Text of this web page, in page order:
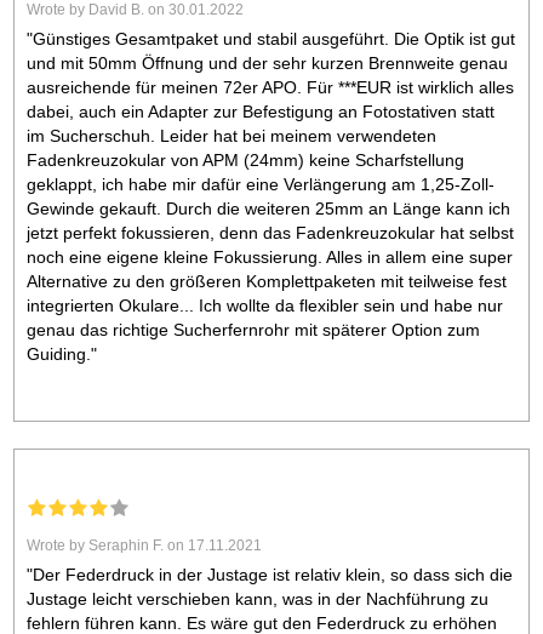
Wrote by David B. on 30.01.2022
"Günstiges Gesamtpaket und stabil ausgeführt. Die Optik ist gut
und mit 50mm Öffnung und der sehr kurzen Brennweite genau
ausreichende für meinen 72er APO. Für ***EUR ist wirklich alles
dabei, auch ein Adapter zur Befestigung an Fotostativen statt
im Sucherschuh. Leider hat bei meinem verwendeten
Fadenkreuzokular von APM (24mm) keine Scharfstellung
geklappt, ich habe mir dafür eine Verlängerung am 1,25-Zoll-
Gewinde gekauft. Durch die weiteren 25mm an Länge kann ich
jetzt perfekt fokussieren, denn das Fadenkreuzokular hat selbst
noch eine eigene kleine Fokussierung. Alles in allem eine super
Alternative zu den größeren Komplettpaketen mit teilweise fest
integrierten Okulare... Ich wollte da flexibler sein und habe nur
genau das richtige Sucherfernrohr mit späterer Option zum
Guiding."
Wrote by Seraphin F. on 17.11.2021
"Der Federdruck in der Justage ist relativ klein, so dass sich die
Justage leicht verschieben kann, was in der Nachführung zu
fehlern führen kann. Es wäre gut den Federdruck zu erhöhen